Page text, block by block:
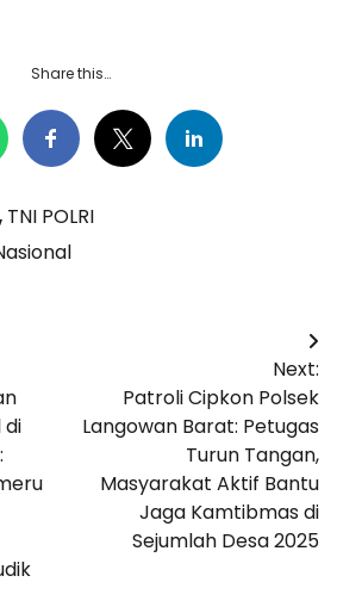
Share this…
TNI POLRI
di
Next:
Patroli Cipkon Polsek
Langowan Barat: Petugas
Turun Tangan,
Masyarakat Aktif Bantu
Jaga Kamtibmas di
Sejumlah Desa 2025